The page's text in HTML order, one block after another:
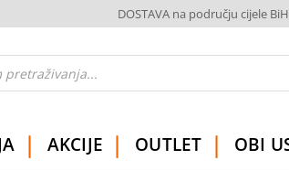
DOSTAVA na području cijele
AKCIJE OUTLET OBI